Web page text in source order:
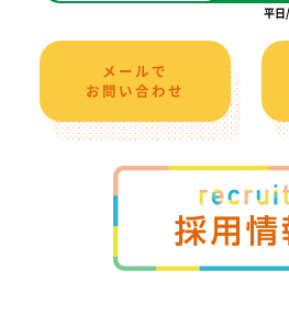
平日
メールで
お問い合わせ